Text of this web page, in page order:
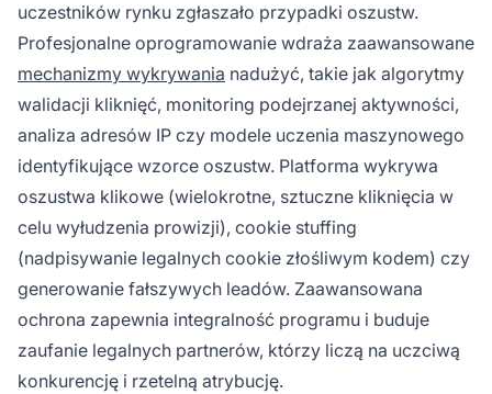
uczestników rynku zgłaszało przypadki oszustw.
Profesjonalne oprogramowanie wdraża zaawansowane
mechanizmy wykrywania nadużyć, takie jak algorytmy
walidacji kliknięć, monitoring podejrzanej aktywności,
analiza adresów IP czy modele uczenia maszynowego
identyfikujące wzorce oszustw. Platforma wykrywa
oszustwa klikowe (wielokrotne, sztuczne kliknięcia w
celu wyłudzenia prowizji), cookie stuffing
(nadpisywanie legalnych cookie złośliwym kodem) czy
generowanie fałszywych leadów. Zaawansowana
ochrona zapewnia integralność programu i buduje
zaufanie legalnych partnerów, którzy liczą na uczciwą
konkurencję i rzetelną atrybucję.